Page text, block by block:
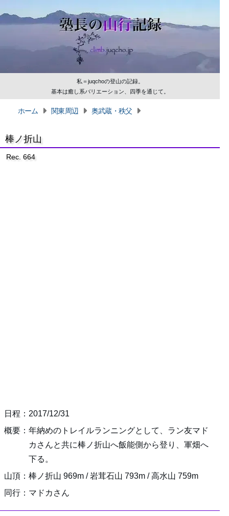
私＝juqchoの登山の記録。
基本は癒し系バリエーション、四季を通じて。
ホーム 関東周辺 奥武蔵・秩父
棒ノ折山
Rec. 664
日程：2017/12/31
概要：年納めのトレイルランニングとして、ラン友マド
カさんと共に棒ノ折山へ飯能側から登り、軍畑へ
下る。
山頂：棒ノ折山 969m / 岩茸石山 793m / 高水山 759m
同行：マドカさん